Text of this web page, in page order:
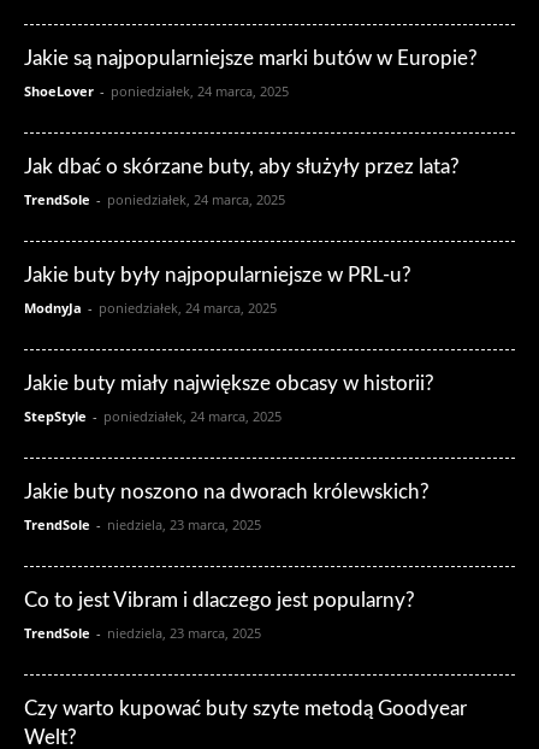
Jakie są najpopularniejsze marki butów w Europie?
ShoeLover - poniedziałek, 24 marca, 2025
Jak dbać o skórzane buty, aby służyły przez lata?
TrendSole - poniedziałek, 24 marca, 2025
Jakie buty były najpopularniejsze w PRL-u?
ModnyJa - poniedziałek, 24 marca, 2025
Jakie buty miały największe obcasy w historii?
StepStyle - poniedziałek, 24 marca, 2025
Jakie buty noszono na dworach królewskich?
TrendSole - niedziela, 23 marca, 2025
Co to jest Vibram i dlaczego jest popularny?
TrendSole - niedziela, 23 marca, 2025
Czy warto kupować buty szyte metodą Goodyear
Welt?